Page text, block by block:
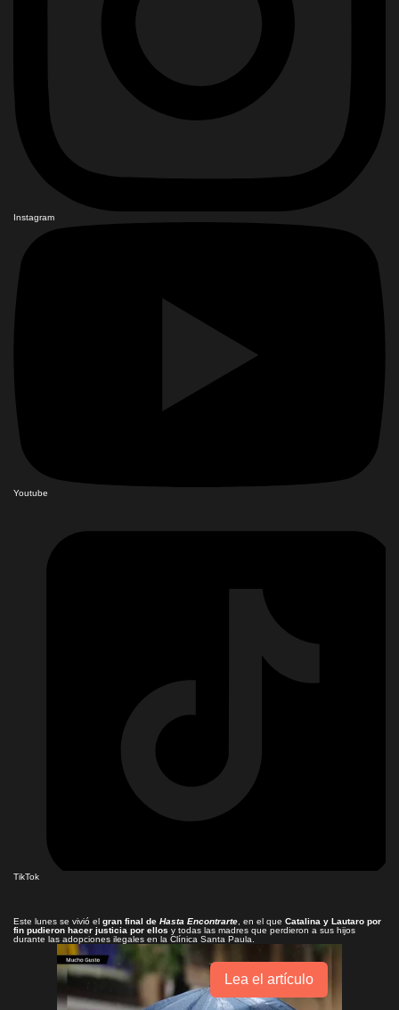
Instagram
Youtube
TikTok
Este lunes se vivió el gran final de Hasta Encontrarte , en el que Catalina y Lautaro por
fin pudieron hacer justicia por ellos y todas las madres que perdieron a sus hijos
durante las adopciones ilegales en la Clínica Santa Paula.
Lea el artículo